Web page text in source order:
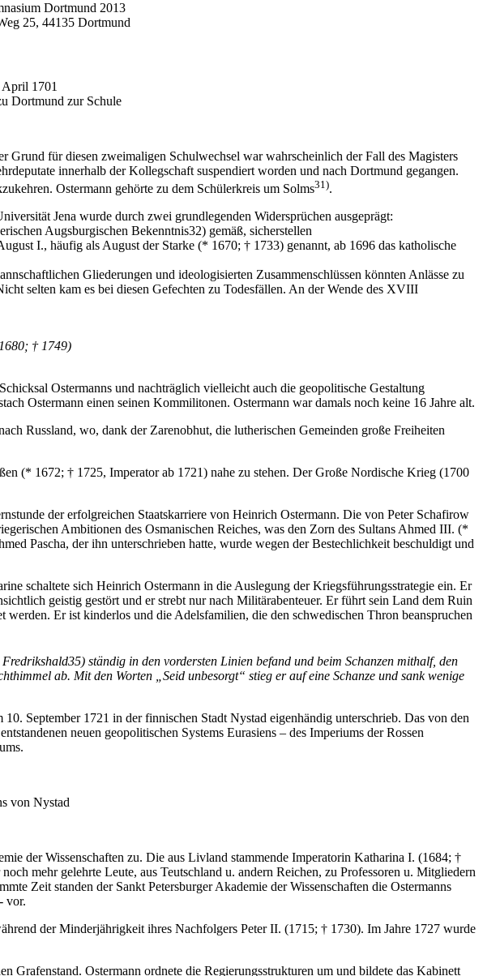
Dortmund 2013
25, 44135 Dortmund
1701
Dortmund zur Schule
für diesen zweimaligen Schulwechsel war wahrscheinlich der Fall des Magisters
innerhalb der Kollegschaft suspendiert worden und nach Dortmund gegangen.
Ostermann gehörte zu dem Schülerkreis um Solms31).
Jena wurde durch zwei grundlegenden Widersprüchen ausgeprägt:
Augsburgischen Bekenntnis32) gemäß, sicherstellen
I., häufig als August der Starke (* 1670; † 1733) genannt, ab 1696 das katholische
Gliederungen und ideologisierten Zusammenschlüssen könnten Anlässe zu
selten kam es bei diesen Gefechten zu Todesfällen. An der Wende des XVIII
† 1749)
Ostermanns und nachträglich vielleicht auch die geopolitische Gestaltung
Ostermann einen seinen Kommilitonen. Ostermann war damals noch keine 16 Jahre alt.
Russland, wo, dank der Zarenobhut, die lutherischen Gemeinden große Freiheiten
(* 1672; † 1725, Imperator ab 1721) nahe zu stehen. Der Große Nordische Krieg (1700
der erfolgreichen Staatskarriere von Heinrich Ostermann. Die von Peter Schafirow
Ambitionen des Osmanischen Reiches, was den Zorn des Sultans Ahmed III. (*
Pascha, der ihn unterschrieben hatte, wurde wegen der Bestechlichkeit beschuldigt und
schaltete sich Heinrich Ostermann in die Auslegung der Kriegsführungsstrategie ein. Er
geistig gestört und er strebt nur nach Militärabenteuer. Er führt sein Land dem Ruin
Er ist kinderlos und die Adelsfamilien, die den schwedischen Thron beanspruchen
ständig in den vordersten Linien befand und beim Schanzen mithalf, den
ab. Mit den Worten „Seid unbesorgt“ stieg er auf eine Schanze und sank wenige
September 1721 in der finnischen Stadt Nystad eigenhändig unterschrieb. Das von den
neuen geopolitischen Systems Eurasiens – des Imperiums der Rossen
von Nystad
der Wissenschaften zu. Die aus Livland stammende Imperatorin Katharina I. (1684; †
mehr gelehrte Leute, aus Teutschland u. andern Reichen, zu Professoren u. Mitgliedern
Zeit standen der Sankt Petersburger Akademie der Wissenschaften die Ostermanns
vor.
der Minderjährigkeit ihres Nachfolgers Peter II. (1715; † 1730). Im Jahre 1727 wurde
Ostermann ordnete die Regierungsstrukturen um und bildete das Kabinett